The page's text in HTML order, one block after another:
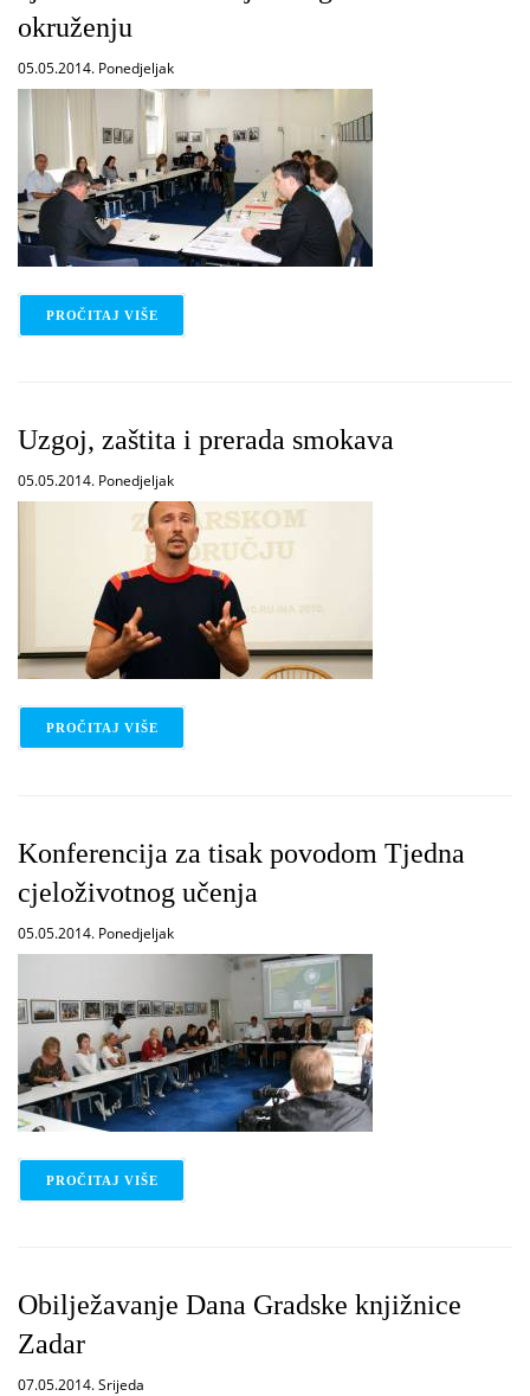
okruženju
05.05.2014. Ponedjeljak
PROČITAJ VIŠE
Uzgoj, zaštita i prerada smokava
05.05.2014. Ponedjeljak
PROČITAJ VIŠE
Konferencija za tisak povodom Tjedna
cjeloživotnog učenja
05.05.2014. Ponedjeljak
PROČITAJ VIŠE
Obilježavanje Dana Gradske knjižnice
Zadar
07.05.2014. Srijeda